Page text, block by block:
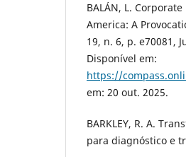
BALÁN, L.
America: A
19, n. 6, p. e70081,
Disponível em:
https://
em: 20 out. 2025.
BARKLEY, R. A.
para diagnóstico e